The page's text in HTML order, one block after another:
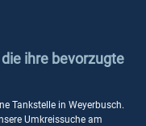
ihre bevorzugte
Tankstelle in Weyerbusch.
Umkreissuche am